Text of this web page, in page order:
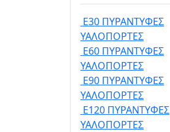
E30 ΠΥΡΑΝΤΥΦΕΣ
ΥΑΛΟΠΟΡΤΕΣ
E60 ΠΥΡΑΝΤΥΦΕΣ
ΥΑΛΟΠΟΡΤΕΣ
E90 ΠΥΡΑΝΤΥΦΕΣ
ΥΑΛΟΠΟΡΤΕΣ
E120 ΠΥΡΑΝΤΥΦΕΣ
ΥΑΛΟΠΟΡΤΕΣ